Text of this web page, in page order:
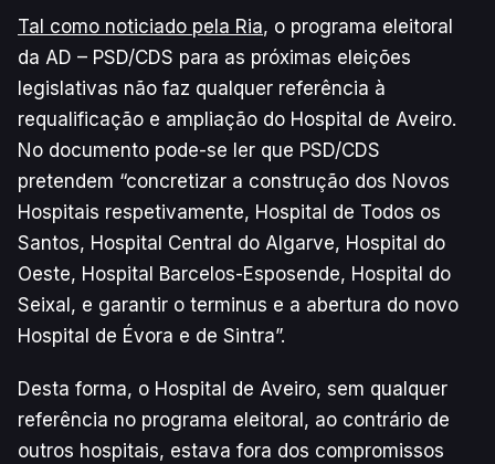
Tal como noticiado pela Ria, o programa eleitoral
da AD – PSD/CDS para as próximas eleições
legislativas não faz qualquer referência à
requalificação e ampliação do Hospital de Aveiro.
No documento pode-se ler que PSD/CDS
pretendem “concretizar a construção dos Novos
Hospitais respetivamente, Hospital de Todos os
Santos, Hospital Central do Algarve, Hospital do
Oeste, Hospital Barcelos-Esposende, Hospital do
Seixal, e garantir o terminus e a abertura do novo
Hospital de Évora e de Sintra”.
Desta forma, o Hospital de Aveiro, sem qualquer
referência no programa eleitoral, ao contrário de
outros hospitais, estava fora dos compromissos